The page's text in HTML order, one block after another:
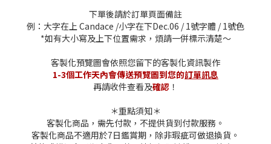
下單後請於訂單頁面備註
例：大字在上 Candace /小字在下Dec.06 / 1號字體 / 1號色
*如有大小寫及上下位置需求，煩請一併標示清楚～
客製化預覽圖會依照您留下的客製化資訊製作
1-3個工作天內會傳送預覽圖到您的訂單訊息
再請收件查看及確認 ！
＊重點須知＊
客製化商品，需先付款，不提供貨到付款服務。
客製化商品不適用於7日鑑賞期，除非瑕疵可做退換貨。